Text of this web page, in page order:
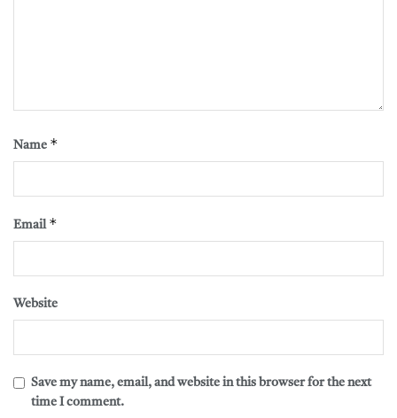
Name *
Email *
Website
Save my name, email, and website in this browser for the next
time I comment.